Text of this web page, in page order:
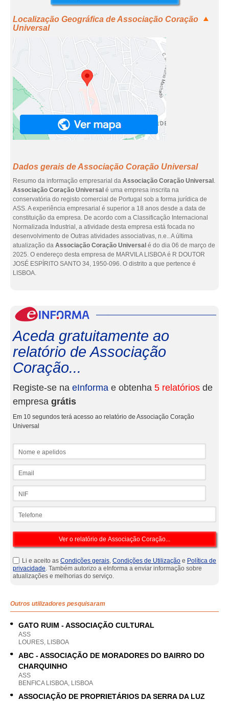
Localização Geográfica de Associação Coração
Universal
Dados gerais de Associação Coração Universal
Resumo da informação empresarial da Associação Coração Universal .
Associação Coração Universal é uma empresa inscrita na
conservatória do registo comercial de Portugal sob a forma jurídica de
ASS. A experiência empresarial é superior a 18 anos desde a data de
constituição da empresa. De acordo com a Classificação Internacional
Normalizada Industrial, a atividade desta empresa está focada no
desenvolvimento de Outras atividades associativas, n.e.. A última
atualização da Associação Coração Universal é do dia 06 de março de
2025. O endereço desta empresa de MARVILA LISBOA é R DOUTOR
JOSÉ ESPÍRITO SANTO 34, 1950-096. O distrito a que pertence é
LISBOA.
Aceda gratuitamente ao
relatório de Associação
Coração...
Registe-se na eInforma e obtenha 5 relatórios de
empresa grátis
Em 10 segundos terá acesso ao relatório de Associação Coração
Universal
Li e aceito as Condições gerais, Condições de Utilização e Política de
privacidade. Também autorizo a eInforma a enviar informação sobre
atualizações e melhorias do serviço.
Outros utilizadores pesquisaram
GATO RUIM - ASSOCIAÇÃO CULTURAL
ASS
LOURES, LISBOA
ABC - ASSOCIAÇÃO DE MORADORES DO BAIRRO DO
CHARQUINHO
ASS
BENFICA LISBOA, LISBOA
ASSOCIAÇÃO DE PROPRIETÁRIOS DA SERRA DA LUZ